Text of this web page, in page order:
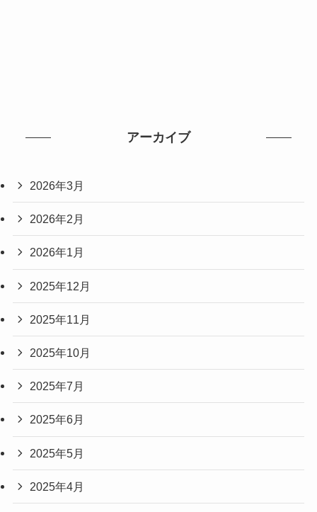
アーカイブ
2026年3月
2026年2月
2026年1月
2025年12月
2025年11月
2025年10月
2025年7月
2025年6月
2025年5月
2025年4月